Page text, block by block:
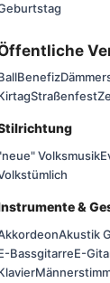
Benefiz
Straßenfest
Volksmusik
&
Akustik
BassgitarreE-